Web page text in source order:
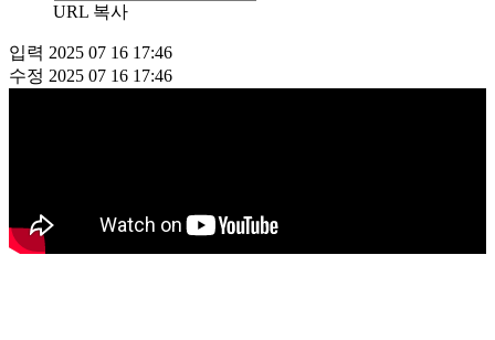
URL 복사
입력 2025 07 16 17:46
수정 2025 07 16 17:46